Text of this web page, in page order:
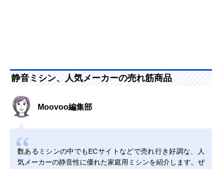
静音ミシン、人気メーカーの売れ筋商品
Moovoo編集部
数あるミシンの中でもECサイトなどで売れ行き好調な、人
気メーカーの静音性に優れた家庭用ミシンを紹介します。ぜ